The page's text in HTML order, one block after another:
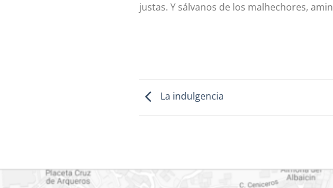
justas. Y sálvanos de los malhechores, amin
La indulgencia